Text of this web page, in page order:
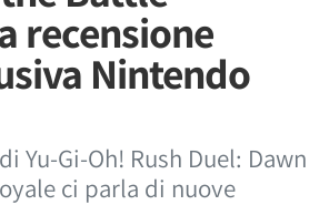
recensione
Nintendo
Yu-Gi-Oh! Rush Duel: Dawn
ci parla di nuove